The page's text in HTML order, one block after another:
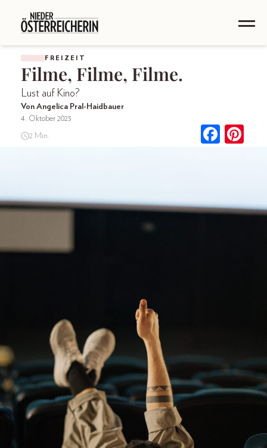
FREIZEIT
Filme, Filme, Filme.
Lust auf Kino?
Von Angelica Pral-Haidbauer
4. Oktober 2023
2 Min.